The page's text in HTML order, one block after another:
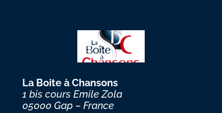
La Boite à Chansons
1 bis cours Emile Zola
05000 Gap – France